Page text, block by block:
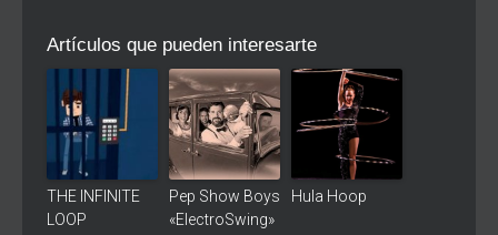
Artículos que pueden interesarte
THE INFINITE
LOOP
Pep Show Boys
«ElectroSwing»
Hula Hoop